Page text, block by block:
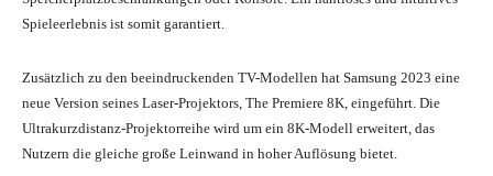
Spieleerlebnis ist somit garantiert.
Zusätzlich zu den beeindruckenden TV-Modellen hat Samsung 2023 eine
neue Version seines Laser-Projektors, The Premiere 8K, eingeführt. Die
Ultrakurzdistanz-Projektorreihe wird um ein 8K-Modell erweitert, das
Nutzern die gleiche große Leinwand in hoher Auflösung bietet.